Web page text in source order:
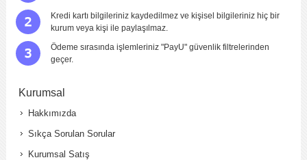
Kredi kartı bilgileriniz kaydedilmez ve kişisel bilgileriniz hiç bir
kurum veya kişi ile paylaşılmaz.
Ödeme sırasında işlemleriniz "PayU" güvenlik filtrelerinden
geçer.
Kurumsal
Hakkımızda
Sıkça Sorulan Sorular
Kurumsal Satış